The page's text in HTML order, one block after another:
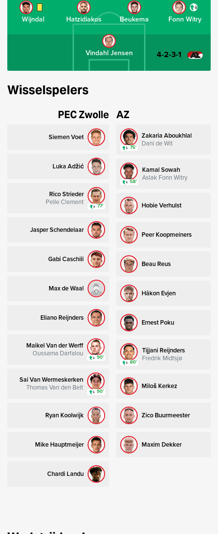
Vindahl Jensen
Fonn Witry
Beukema
Hatzidiakos
Wijndal
4-2-3-1
Wisselspelers
PEC Zwolle
Siemen Voet
Luka Adžić
Rico Strieder
Pelle Clement
77’
Jasper Schendelaar
Gabi Caschili
Max de Waal
Eliano Reijnders
Maikel Van der Werff
Oussama Darfalou
90’
Sai Van Wermeskerken
Thomas Van den Belt
90’
Ryan Koolwijk
Mike Hauptmeijer
Chardi Landu
AZ
Zakaria Aboukhlal
Dani de Wit
75’
Kamal Sowah
Aslak Fonn Witry
58’
Hobie Verhulst
Peer Koopmeiners
Beau Reus
Håkon Evjen
Ernest Poku
Tijjani Reijnders
Fredrik Midtsjø
80’
Miloš Kerkez
Zico Buurmeester
Maxim Dekker